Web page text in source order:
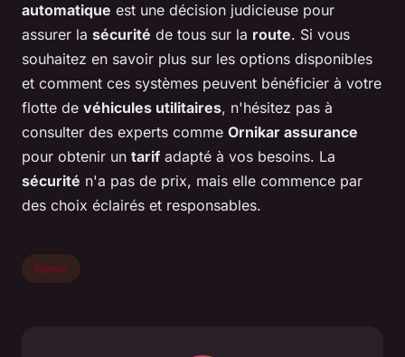
automatique est une décision judicieuse pour
assurer la sécurité de tous sur la route. Si vous
souhaitez en savoir plus sur les options disponibles
et comment ces systèmes peuvent bénéficier à votre
flotte de véhicules utilitaires, n'hésitez pas à
consulter des experts comme Ornikar assurance
pour obtenir un tarif adapté à vos besoins. La
sécurité n'a pas de prix, mais elle commence par
des choix éclairés et responsables.
News